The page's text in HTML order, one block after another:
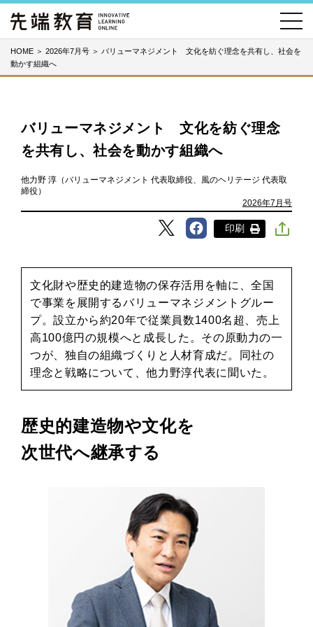
HOME ＞ 2026年7月号 ＞ バリューマネジメント 文化を紡ぐ理念を共有し、社会を
動かす組織へ
バリューマネジメント 文化を紡ぐ理念
を共有し、社会を動かす組織へ
他力野 淳（バリューマネジメント 代表取締役、風のヘリテージ 代表取
締役）
2026年7月号
印刷
文化財や歴史的建造物の保存活用を軸に、全国
で事業を展開するバリューマネジメントグルー
プ。設立から約20年で従業員数1400名超、売上
高100億円の規模へと成長した。その原動力の一
つが、独自の組織づくりと人材育成だ。同社の
理念と戦略について、他力野淳代表に聞いた。
歴史的建造物や文化を
次世代へ継承する